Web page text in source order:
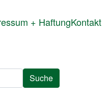
+ HaftungKontakt
Suche